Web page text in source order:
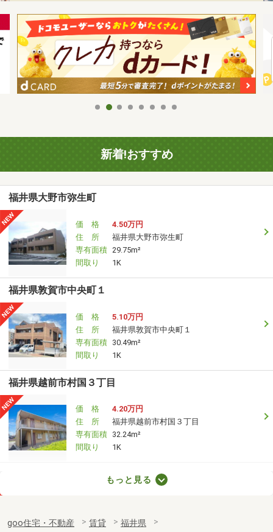
新着!おすすめ
福井県大野市弥生町
価 格
4.50万円
住 所
福井県大野市弥生町
専有面積 29.75m²
間取り
1K
福井県敦賀市中央町１
価 格
5.10万円
住 所
福井県敦賀市中央町１
専有面積 30.49m²
間取り
1K
福井県越前市村国３丁目
価 格
4.20万円
住 所
福井県越前市村国３丁目
専有面積 32.24m²
間取り
1K
福井県福井市春日３丁目
専有面積
50.38m²
もっと見る
goo住宅・不動産 賃貸
福井県